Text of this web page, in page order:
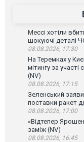
Мессі хотіли
шокуючі деталі
08.08.2026, 17:30
На Теремках у
мітингу за
(NV)
08.08.2026, 17:15
Зеленський
поставки ракет
08.08.2026, 17:00
«Відтепер
заміж (NV)
08.08.2026, 16:45